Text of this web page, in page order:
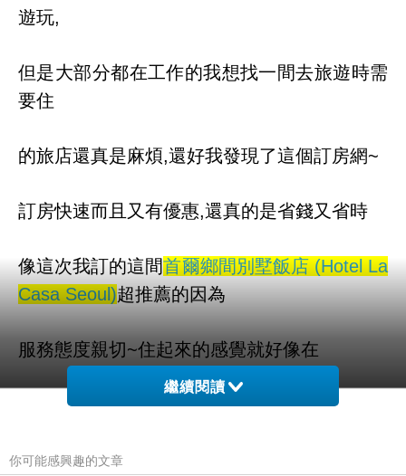
遊玩,
但是大部分都在工作的我想找一間去旅遊時需
要住
的旅店還真是麻煩,還好我發現了這個訂房網~
訂房快速而且又有優惠,還真的是省錢又省時
像這次我訂的這間首爾鄉間別墅飯店 (Hotel La
Casa Seoul)超推薦的因為
服務態度親切~住起來的感覺就好像在
自己家一樣可以讓我覺得很放鬆又自在如果有
繼續閱讀
你可能感興趣的文章